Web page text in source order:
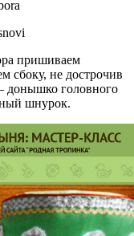
пришиваем
сбоку, не дострочив
донышко головного
шнурок.